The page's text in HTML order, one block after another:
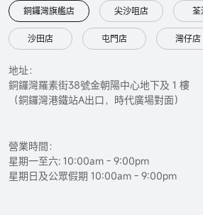
銅鑼灣旗艦店 尖沙咀店 荃
沙田店 屯門店 灣仔店
地址：
銅鑼灣羅素街38號金朝陽中心地下及 1 樓
（銅鑼灣港鐵站A出口，時代廣場對面）
營業時間：
星期一至六: 10:00am - 9:00pm
星期日及公眾假期 10:00am - 9:00pm